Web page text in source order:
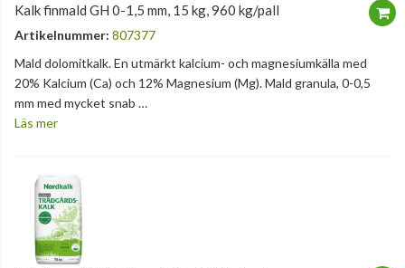
Kalk finmald GH 0-1,5 mm, 15 kg, 960 kg/pall
Artikelnummer: 807377
Mald dolomitkalk. En utmärkt kalcium- och magnesiumkälla med
20% Kalcium (Ca) och 12% Magnesium (Mg). Mald granula, 0-0,5
mm med mycket snab …
Läs mer